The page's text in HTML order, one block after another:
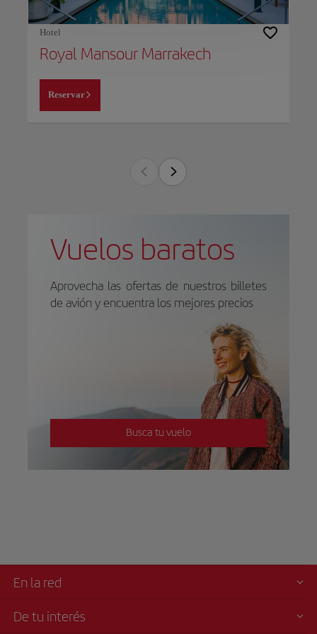
Hotel
Royal Mansour Marrakech
Reservar
Vuelos baratos
Aprovecha las ofertas de nuestros billetes
de avión y encuentra los mejores precios
Busca tu vuelo
En la red
De tu interés